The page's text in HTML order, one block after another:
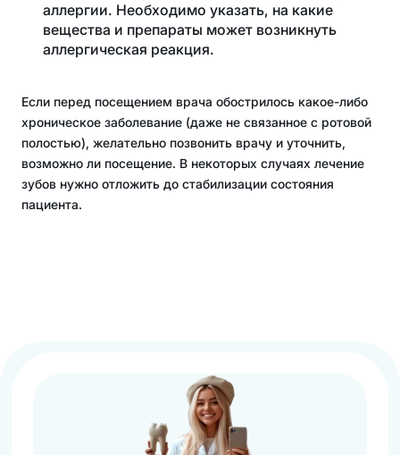
аллергии. Необходимо указать, на какие
вещества и препараты может возникнуть
аллергическая реакция.
Если перед посещением врача обострилось какое-либо
хроническое заболевание (даже не связанное с ротовой
полостью), желательно позвонить врачу и уточнить,
возможно ли посещение. В некоторых случаях лечение
зубов нужно отложить до стабилизации состояния
пациента.